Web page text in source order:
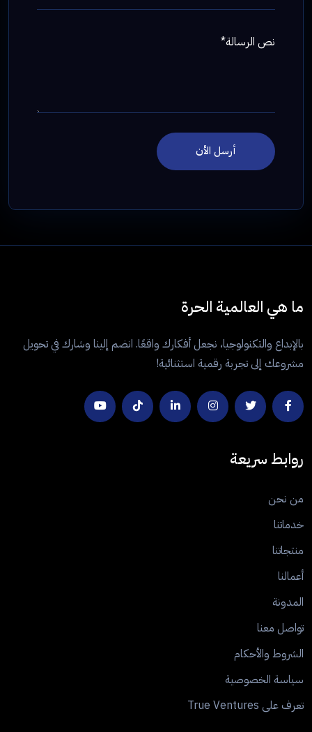
نص الرسالة*
أرسل الأن
ما هي العالمية الحرة
بالإبداع والتكنولوجيا، نجعل أفكارك واقعًا. انضم إلينا وشارك في تحويل
مشروعك إلى تجربة رقمية استثنائية!
روابط سريعة
من نحن
خدماتنا
منتجاتنا
أعمالنا
المدونة
تواصل معنا
الشروط والأحكام
سياسة الخصوصية
تعرف على True Ventures